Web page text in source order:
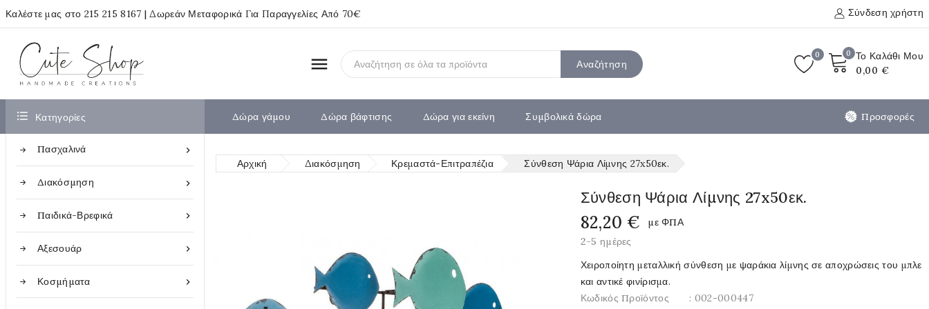
Καλέστε μας στο 215 215 8167 | Δωρεάν Μεταφορικά Για Παραγγελίες Από 70€ Σύνδεση χρήστη

0 Το Καλάθι Μου
0,00 €
Αναζήτηση
0
 Κατηγορίες

Πασχαλινά

Διακόσμηση

Παιδικά-Βρεφικά

Αξεσουάρ

Κοσμήματα
Δώρα γάμου Δώρα βάφτισης Δώρα για εκείνη Συμβολικά δώρα Προσφορές
Αρχική Διακόσμηση Κρεμαστά-Επιτραπέζια Σύνθεση Ψάρια Λίμνης 27x50εκ.
Σύνθεση Ψάρια Λίμνης 27x50εκ.
82,20 €
με ΦΠΑ
2-5 ημέρες
Χειροποίητη μεταλλική σύνθεση με ψαράκια λίμνης σε αποχρώσεις του μπλε
και αντικέ φινίρισμα.
Κωδικός Προϊόντος
: 002-000447